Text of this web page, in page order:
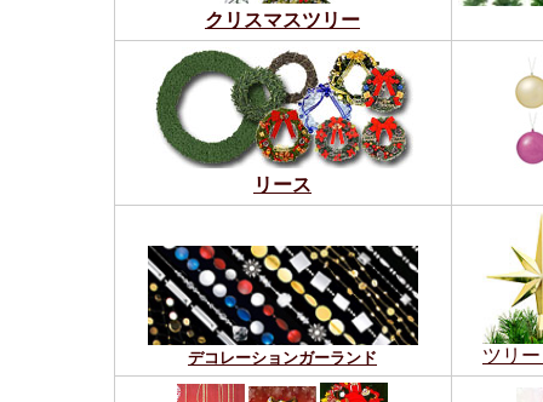
クリスマスツリー
リース
デコレーションガーランド ツリ